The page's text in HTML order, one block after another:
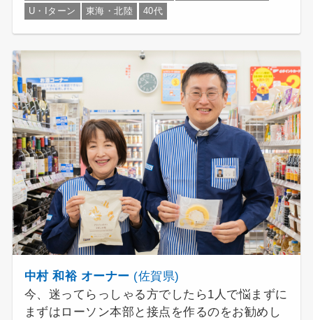
U・Iターン
東海・北陸 40代
中村 和裕 オーナー (佐賀県)
今、迷ってらっしゃる方でしたら1人で悩まずに
まずはローソン本部と接点を作るのをお勧めし